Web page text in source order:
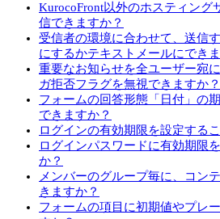
KurocoFront以外のホスティング
信できますか？
受信者の環境に合わせて、送信
にするかテキストメールにでき
重要なお知らせを全ユーザー宛
ガ拒否フラグを無視できますか？
フォームの回答形態「日付」の
できますか？
ログインの有効期限を設定する
ログインパスワードに有効期限
か？
メンバーのグループ毎に、コン
きますか？
フォームの項目に初期値やプレ